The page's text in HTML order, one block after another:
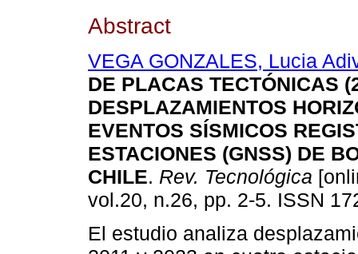
Abstract
VEGA GONZALES, Lucia
DE PLACAS TECTÓNICAS
DESPLAZAMIENTOS
EVENTOS SÍSMICOS
ESTACIONES (GNSS) DE
CHILE. Rev. Tecnológica
vol.20, n.26, pp. 2-5. ISSN
El estudio analiza